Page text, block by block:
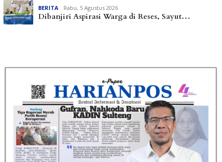
BERITA Rabu, 5 Agustus 2026
Dibanjiri Aspirasi Warga di Reses, Sayut…